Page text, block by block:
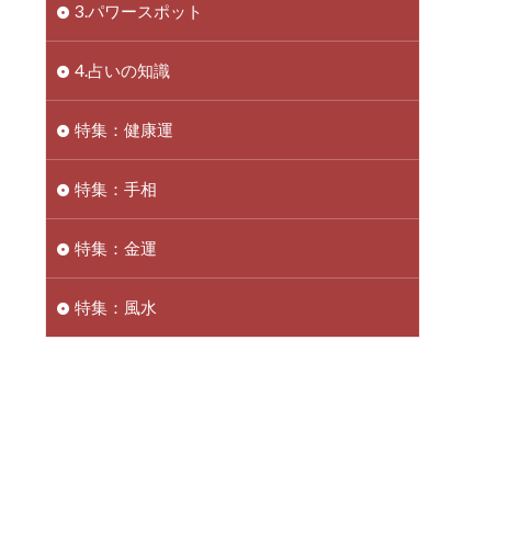
3.パワースポット
4.占いの知識
特集：健康運
特集：手相
特集：金運
特集：風水